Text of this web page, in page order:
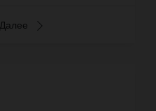
Далее